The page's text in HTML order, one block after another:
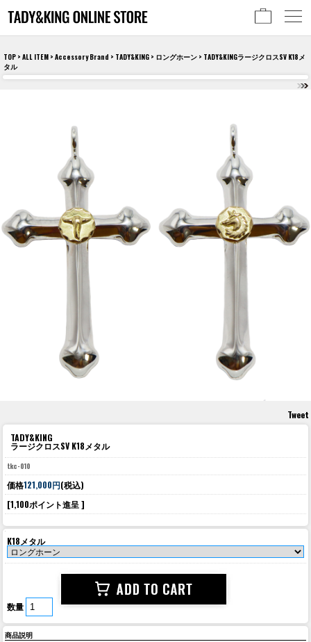
TOP > ALL ITEM > Accessory Brand > TADY&KING > ロングホーン > TADY&KINGラージクロスSV K18メ
タル
Tweet
TADY&KING
ラージクロスSV K18メタル
tkc-010
価格121,000円(税込)
[1,100ポイント進呈 ]
K18メタル
数量
商品説明